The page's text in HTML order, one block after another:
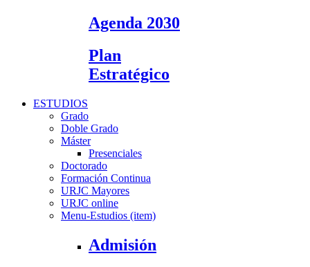
Agenda 2030
Plan
Estratégico
ESTUDIOS
Grado
Doble Grado
Máster
Presenciales
Doctorado
Formación Continua
URJC Mayores
URJC online
Menu-Estudios (item)
Admisión